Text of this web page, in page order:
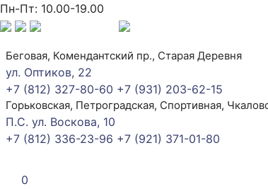
Пн-Пт: 10.00-19.00
Беговая, Комендантский пр., Старая Деревня
ул. Оптиков, 22
+7 (812) 327-80-60 +7 (931) 203-62-15
Горьковская, Петроградская, Спортивная,
П.С. ул. Воскова, 10
+7 (812) 336-23-96 +7 (921) 371-01-80
0